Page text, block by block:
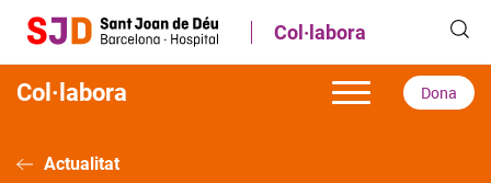
contingut
Col·labora
Col·labora Dona
Actualitat